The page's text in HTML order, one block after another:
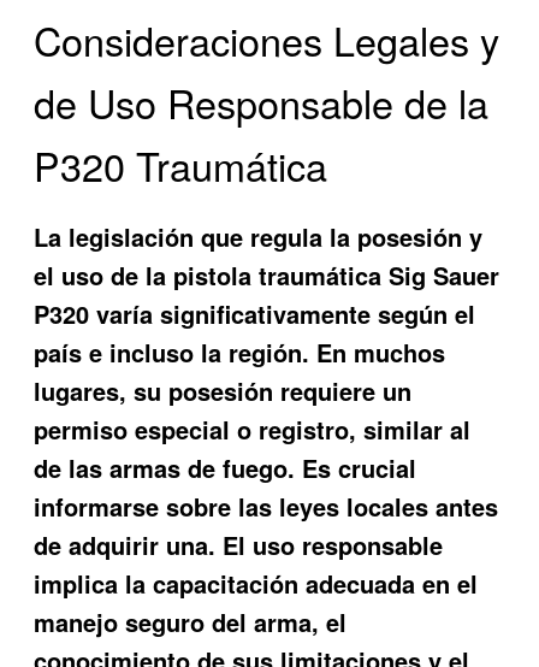
Consideraciones Legales y
de Uso Responsable de la
P320 Traumática
La legislación que regula la posesión y
el uso de la pistola traumática Sig Sauer
P320 varía significativamente según el
país e incluso la región. En muchos
lugares, su posesión requiere un
permiso especial o registro, similar al
de las armas de fuego. Es crucial
informarse sobre las leyes locales antes
de adquirir una. El uso responsable
implica la capacitación adecuada en el
manejo seguro del arma, el